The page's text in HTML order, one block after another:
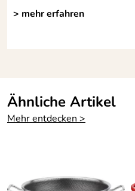
> mehr erfahren
Ähnliche Artikel
Mehr entdecken >